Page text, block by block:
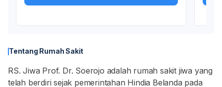
Tentang Rumah Sakit
RS. Jiwa Prof. Dr. Soerojo adalah rumah sakit jiwa yang
telah berdiri sejak pemerintahan Hindia Belanda pada